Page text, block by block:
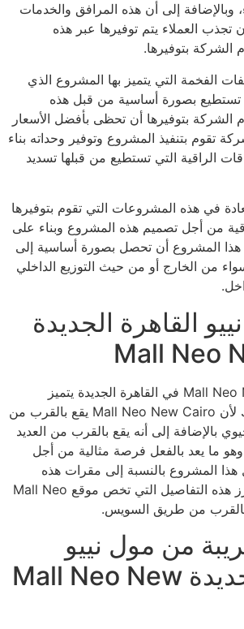
وبالإضافة إلى أن هذه المرافق والخدمات
تجذب العملاء يتم توفيرها عبر هذه
الشركة بتوفيرها.
الفخمة التي يتميز بها المشروع الذي
تستطيع بصورة أساسية من قبل هذه
الشركة بتوفيرها أن تحظى بأفضل الأسعار
تقوم بتنفيذ المشروع وتوفير وحداته بناء
الراقية التي تستطيع من قبلها تسديد
في هذه المشروعات التي تقوم بتوفيرها
من أجل تصميم هذه المشروع وبناء على
المشروع أن تحصل بصورة أساسية إلى
من الخارج أو من حيث التوزيع الداخلي
القاهرة الجديدة
Mall Neo
إن موقع Mall Neo New Cairo في القاهرة الجديدة يتميز
بالموقع الحيوي، وذلك لأن Mall Neo New Cairo يقع بالقرب من
بالإضافة إلى أنه يقع بالقرب من العديد
وهو ما يعد بالفعل فرصة مثالية من أجل
المشروع بالنسبة إلى مقرات هذه
المشروعات، ومن أبرز هذه التفاصيل التي تخص موقع Mall Neo
من مول نييو
القاهرة الجديدة Mall Neo New